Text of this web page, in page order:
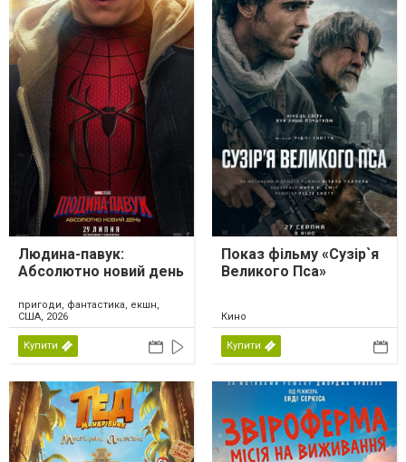
Людина-павук:
Абсолютно новий день
пригоди, фантастика, екшн,
США, 2026
Купити
Показ фільму «Сузір`я
Великого Пса»
Кино
Купити